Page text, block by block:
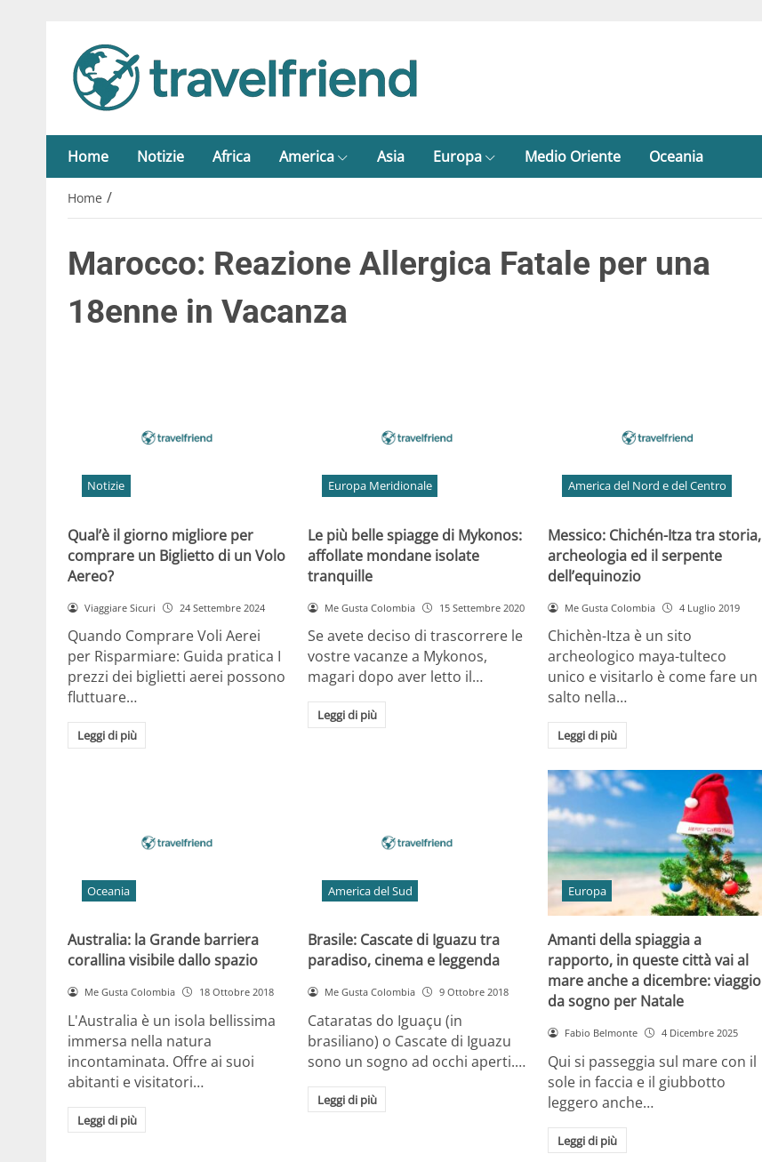
Home Notizie Africa America Asia Europa Medio Oriente Oceania
Home /
Marocco: Reazione Allergica Fatale per una
18enne in Vacanza
Notizie
Qual’è il giorno migliore per
comprare un Biglietto di un Volo
Aereo?
Viaggiare Sicuri 24 Settembre 2024
Quando Comprare Voli Aerei
per Risparmiare: Guida pratica I
prezzi dei biglietti aerei possono
fluttuare…
Leggi di più
Europa Meridionale
Le più belle spiagge di Mykonos:
affollate mondane isolate
tranquille
Me Gusta Colombia 15 Settembre 2020
Se avete deciso di trascorrere le
vostre vacanze a Mykonos,
magari dopo aver letto il…
Leggi di più
America del Nord e del Centro
Messico: Chichén-Itza tra storia,
archeologia ed il serpente
dell’equinozio
Me Gusta Colombia 4 Luglio 2019
Chichèn-Itza è un sito
archeologico maya-tulteco
unico e visitarlo è come fare un
salto nella…
Leggi di più
Oceania
Australia: la Grande barriera
corallina visibile dallo spazio
Me Gusta Colombia 18 Ottobre 2018
L'Australia è un isola bellissima
immersa nella natura
incontaminata. Offre ai suoi
abitanti e visitatori…
Leggi di più
America del Sud
Brasile: Cascate di Iguazu tra
paradiso, cinema e leggenda
Me Gusta Colombia 9 Ottobre 2018
Cataratas do Iguaçu (in
brasiliano) o Cascate di Iguazu
sono un sogno ad occhi aperti.…
Leggi di più
Europa
Amanti della spiaggia a
rapporto, in queste città vai al
mare anche a dicembre: viaggio
da sogno per Natale
Fabio Belmonte 4 Dicembre 2025
Qui si passeggia sul mare con il
sole in faccia e il giubbotto
leggero anche…
Leggi di più